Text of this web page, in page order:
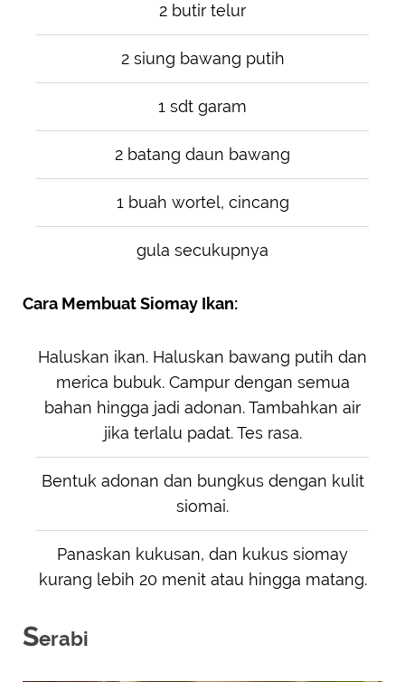
2 butir telur
2 siung bawang putih
1 sdt garam
2 batang daun bawang
1 buah wortel, cincang
gula secukupnya
Cara Membuat Siomay Ikan:
Haluskan ikan. Haluskan bawang putih dan
merica bubuk. Campur dengan semua
bahan hingga jadi adonan. Tambahkan air
jika terlalu padat. Tes rasa.
Bentuk adonan dan bungkus dengan kulit
siomai.
Panaskan kukusan, dan kukus siomay
kurang lebih 20 menit atau hingga matang.
Serabi